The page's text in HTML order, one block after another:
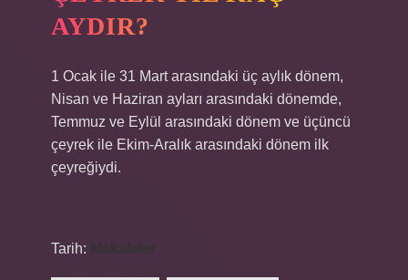
AYDIR?
1 Ocak ile 31 Mart arasındaki üç aylık dönem,
Nisan ve Haziran ayları arasındaki dönemde,
Temmuz ve Eylül arasındaki dönem ve üçüncü
çeyrek ile Ekim-Aralık arasındaki dönem ilk
çeyreğiydi.
Tarih: